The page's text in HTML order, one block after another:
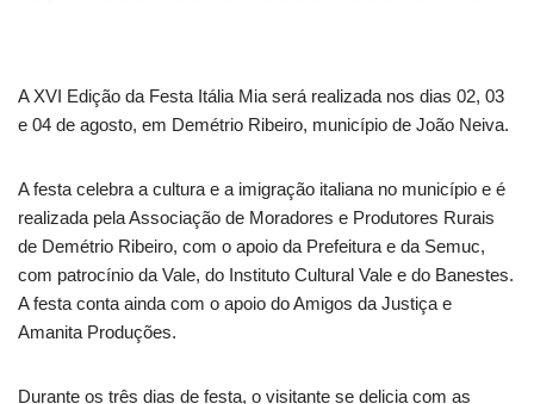
A XVI Edição da Festa Itália Mia será realizada nos dias 02, 03
e 04 de agosto, em Demétrio Ribeiro, município de João Neiva.
A festa celebra a cultura e a imigração italiana no município e é
realizada pela Associação de Moradores e Produtores Rurais
de Demétrio Ribeiro, com o apoio da Prefeitura e da Semuc,
com patrocínio da Vale, do Instituto Cultural Vale e do Banestes.
A festa conta ainda com o apoio do Amigos da Justiça e
Amanita Produções.
Durante os três dias de festa, o visitante se delicia com as